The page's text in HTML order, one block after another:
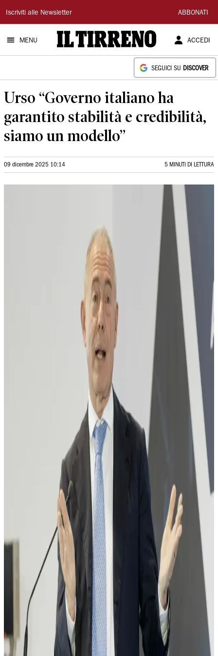
Il
Tirreno
Iscriviti alle Newsletter ABBONATI
MENU ACCEDI
SEGUICI SU DISCOVER
Urso “Governo italiano ha
garantito stabilità e credibilità,
siamo un modello”
09 dicembre 2025 10:14 5 MINUTI DI LETTURA